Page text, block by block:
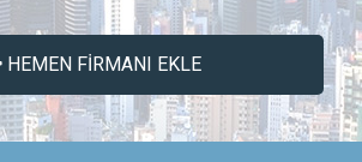
HEMEN FİRMANI EKLE